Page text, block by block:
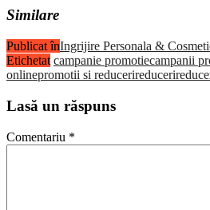
Similare
Publicat înIngrijire Personala &
Etichetat campanie promotiecampanii
onlinepromotii si reducerireduceri
Lasă un răspuns
Comentariu *